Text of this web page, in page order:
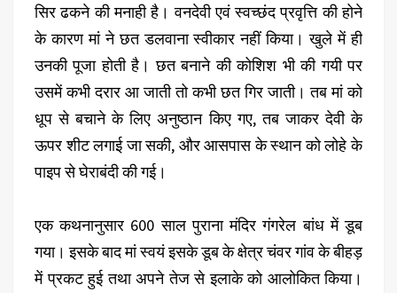
सिर ढकने की मनाही है। वनदेवी एवं स्वच्छंद प्रवृत्ति की होने
के कारण मां ने छत डलवाना स्वीकार नहीं किया। खुले में ही
उनकी पूजा होती है। छत बनाने की कोशिश भी की गयी पर
उसमें कभी दरार आ जाती तो कभी छत गिर जाती। तब मां को
धूप से बचाने के लिए अनुष्ठान किए गए, तब जाकर देवी के
ऊपर शीट लगाई जा सकी, और आसपास के स्थान को लोहे के
पाइप से घेराबंदी की गई।
एक कथनानुसार 600 साल पुराना मंदिर गंगरेल बांध में डूब
गया। इसके बाद मां स्वयं इसके डूब के क्षेत्र चंवर गांव के बीहड़
में प्रकट हुई तथा अपने तेज से इलाके को आलोकित किया।